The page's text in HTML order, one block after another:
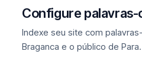
Configure palavras-
Indexe seu site com
Braganca e o público de Para.